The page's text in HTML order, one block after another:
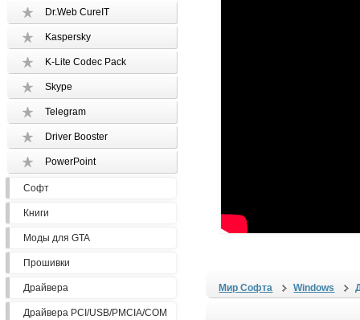
Dr.Web CureIT
Kaspersky
K-Lite Codec Pack
Skype
Telegram
Driver Booster
PowerPoint
Софт
Книги
Моды для GTA
Прошивки
Драйвера
Драйвера PCI/USB/PMCIA/COM
Мир Софта Windows